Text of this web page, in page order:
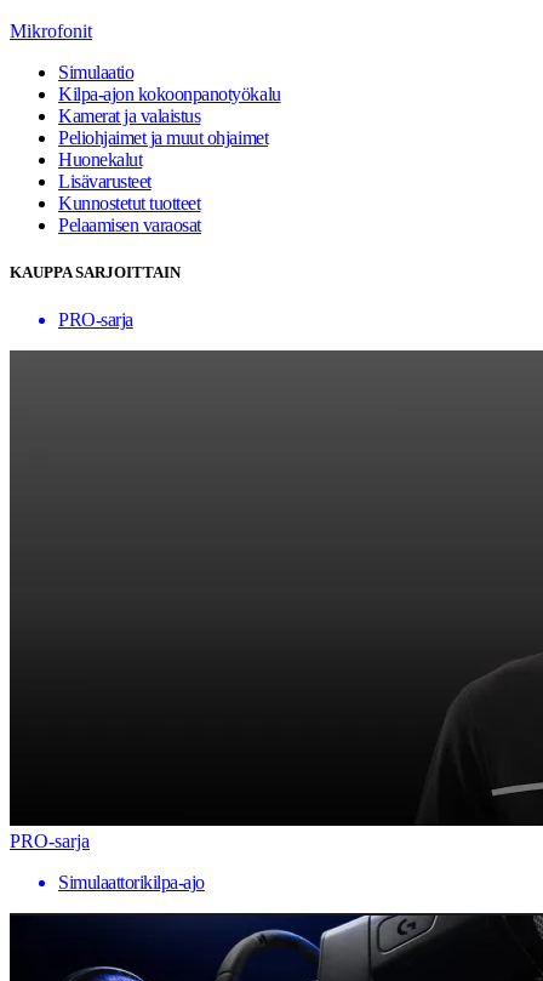
Mikrofonit
Simulaatio
Kilpa-ajon kokoonpanotyökalu
Kamerat ja valaistus
Peliohjaimet ja muut ohjaimet
Huonekalut
Lisävarusteet
Kunnostetut tuotteet
Pelaamisen varaosat
KAUPPA SARJOITTAIN
PRO-sarja
PRO-sarja
Simulaattorikilpa-ajo